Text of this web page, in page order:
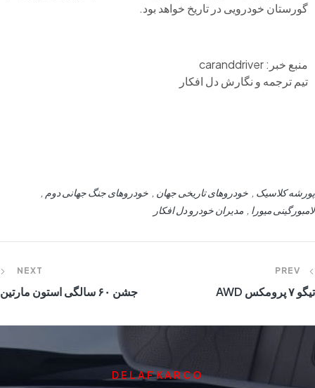
گورستان خودرویی در تاریخ خواهد بود.
منبع خبر: caranddriver
تیم ترجمه و نگارش دل افکار
پورشه کلاسیک خودروهای تاریخی جهان
خودروهای جنگ جهانی دوم
لامبورگینی میورا
مدیران خودرو دل افکار
PREV
تیگو ۷ پرومکس AWD
NEXT
جشن ۶۰ سالگی استون مارتین
DELAFKARCO